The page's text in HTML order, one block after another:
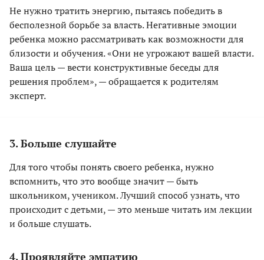
Не нужно тратить энергию, пытаясь победить в
бесполезной борьбе за власть. Негативные эмоции
ребенка можно рассматривать как возможности для
близости и обучения. «Они не угрожают вашей власти.
Ваша цель — вести конструктивные беседы для
решения проблем», — обращается к родителям
эксперт.
3. Больше слушайте
Для того чтобы понять своего ребенка, нужно
вспомнить, что это вообще значит — быть
школьником, учеником. Лучший способ узнать, что
происходит с детьми, — это меньше читать им лекции
и больше слушать.
4. Проявляйте эмпатию